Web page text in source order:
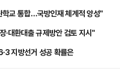
학교 통합…국방인재 체계적 양성"
·대환대출 규제방안 검토 지시"
지방선거 성공 확률은